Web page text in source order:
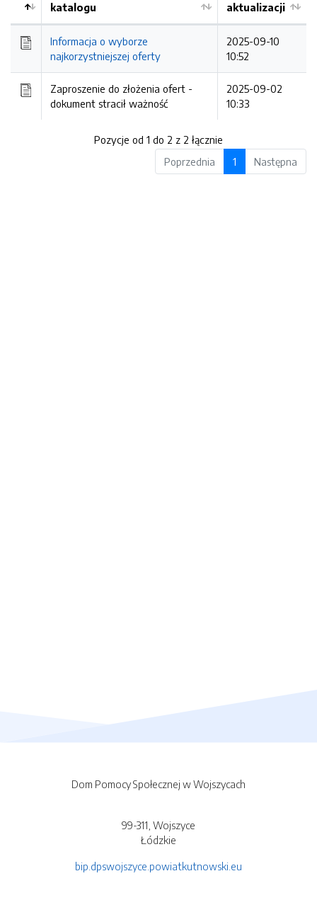
katalogu
aktualizacji
Informacja o wyborze
najkorzystniejszej oferty
2025-09-10
10:52
Zaproszenie do złożenia ofert -
dokument stracił ważność
2025-09-02
10:33
Pozycje od 1 do 2 z 2 łącznie
Poprzednia
1 Następna
Dom Pomocy Społecznej w Wojszycach
99-311, Wojszyce
Łódzkie
bip.dpswojszyce.powiatkutnowski.eu